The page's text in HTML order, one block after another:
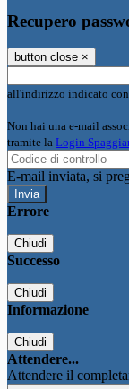
Recupero
button close ×
all'indirizzo indicato
Non hai una e-mail
tramite la Login
E-mail inviata, si
Errore
Chiudi
Successo
Chiudi
Informazione
Chiudi
Attendere...
Attendere il